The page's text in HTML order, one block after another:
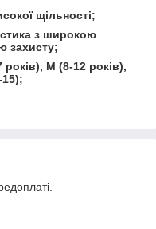
щільності;
з широкою
захисту;
років), M (8-12 років),
15);